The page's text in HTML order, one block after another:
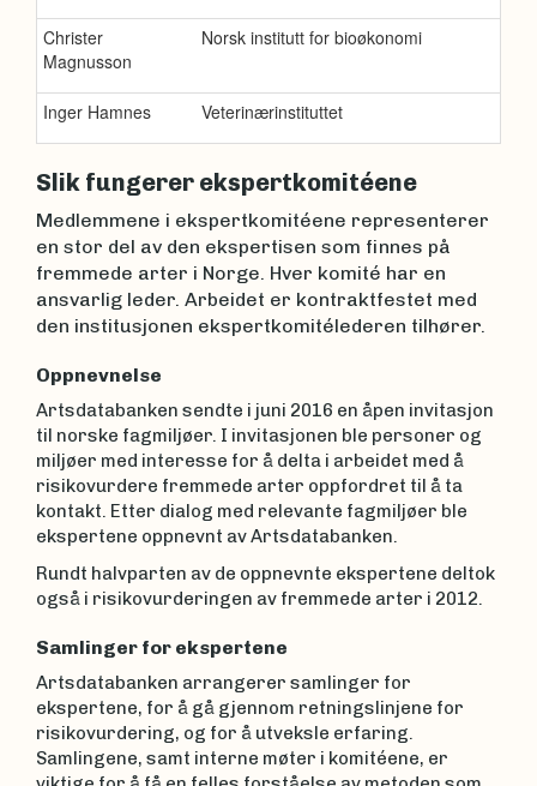
Christer
Magnusson
Norsk institutt for bioøkonomi
Inger Hamnes Veterinærinstituttet
Slik fungerer ekspertkomitéene
Medlemmene i ekspertkomitéene representerer
en stor del av den ekspertisen som finnes på
fremmede arter i Norge. Hver komité har en
ansvarlig leder. Arbeidet er kontraktfestet med
den institusjonen ekspertkomitélederen tilhører.
Oppnevnelse
Artsdatabanken sendte i juni 2016 en åpen invitasjon
til norske fagmiljøer. I invitasjonen ble personer og
miljøer med interesse for å delta i arbeidet med å
risikovurdere fremmede arter oppfordret til å ta
kontakt. Etter dialog med relevante fagmiljøer ble
ekspertene oppnevnt av Artsdatabanken.
Rundt halvparten av de oppnevnte ekspertene deltok
også i risikovurderingen av fremmede arter i 2012.
Samlinger for ekspertene
Artsdatabanken arrangerer samlinger for
ekspertene, for å gå gjennom retningslinjene for
risikovurdering, og for å utveksle erfaring.
Samlingene, samt interne møter i komitéene, er